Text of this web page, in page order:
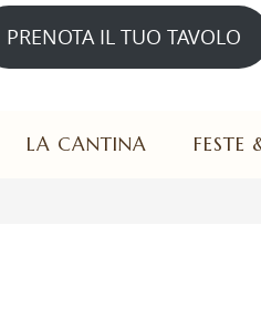
PRENOTA IL TUO TAVOLO
LA CANTINA FESTE